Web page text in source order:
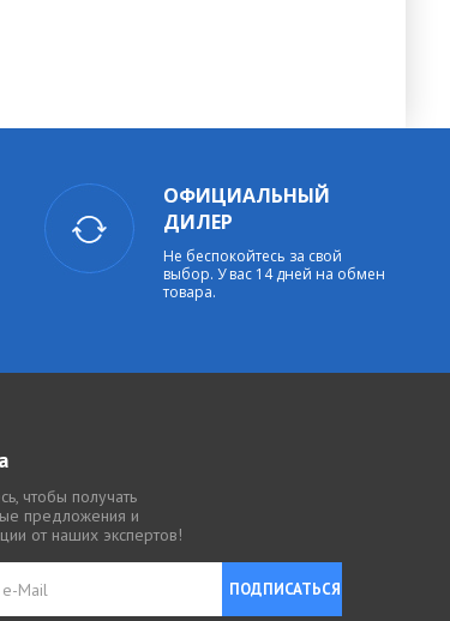
ОФИЦИАЛЬНЫЙ
ДИЛЕР
Не беспокойтесь за свой
выбор. У вас 14 дней на обмен
товара.
чтобы получать
предложения и
от наших экспертов!
ПОДПИСАТЬСЯ